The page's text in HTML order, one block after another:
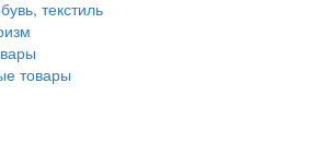
текстиль
товары